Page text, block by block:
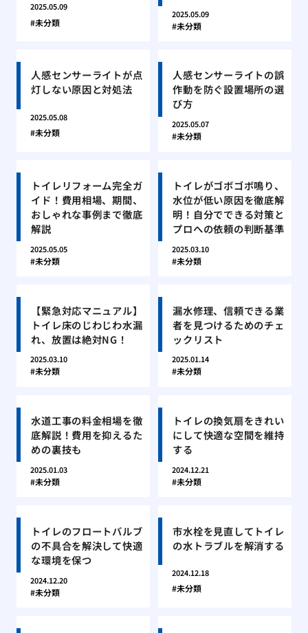
2025.05.09
未分類
2025.05.09
未分類
人感センサーライトが点
灯しない原因と対処法
2025.05.08
未分類
人感センサーライトの誤
作動を防ぐ設置場所の選
び方
2025.05.07
未分類
トイレリフォーム完全ガ
イド！費用相場、期間、
おしゃれな事例まで徹底
解説
2025.05.05
未分類
トイレがゴボゴボ鳴り、
水位が低い原因を徹底解
明！自分でできる対策と
プロへの依頼の判断基準
2025.03.10
未分類
【緊急対応マニュアル】
トイレ床のじわじわ水漏
れ、放置は絶対NG！
2025.03.10
未分類
漏水修理、信頼できる業
者を見つけるためのチェ
ックリスト
2025.01.14
未分類
水道工事の料金相場を徹
底解説！費用を抑えるた
めの裏技も
2025.01.03
未分類
トイレの換気扇をきれい
にして快適な空間を維持
する
2024.12.21
未分類
トイレのフロートバルブ
の不具合を解決して快適
な環境を保つ
2024.12.20
未分類
市水栓を見直してトイレ
の水トラブルを解消する
2024.12.18
未分類